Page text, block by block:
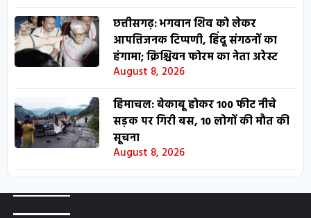
छत्तीसगढ़: भगवान शिव को लेकर
आपत्तिजनक टिप्पणी, हिंदू संगठनों का
हंगामा; क्रिश्चियन फोरम का नेता अरेस्ट
August 8, 2026
हिमाचल: बेकाबू होकर 100 फीट नीचे
सड़क पर गिरी बस, 10 लोगों की मौत की
सूचना
August 8, 2026